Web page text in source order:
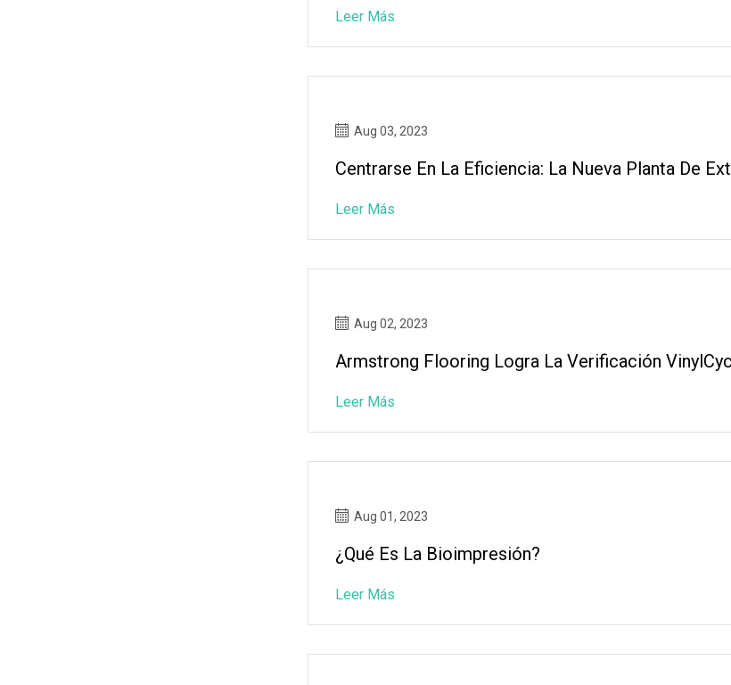
Leer Más
Aug 03, 2023
Centrarse En La Eficiencia: La Nueva Planta De
Leer Más
Aug 02, 2023
Armstrong Flooring Logra La Verificación
Leer Más
Aug 01, 2023
¿Qué Es La Bioimpresión?
Leer Más